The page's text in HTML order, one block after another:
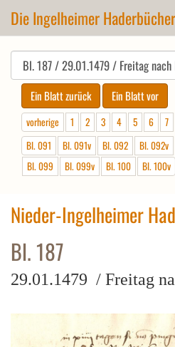
Die Ingelheimer Haderbücher
vorherige 1 2 3 4 5 6 7
Bl. 091
Bl. 091v Bl. 092 Bl. 092v
Bl. 099
Bl. 099v Bl. 100 Bl. 100v
Nieder-Ingelheimer
Bl. 187
29.01.1479 / Freitag